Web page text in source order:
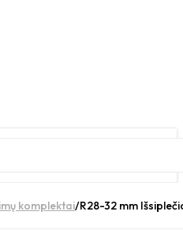
komplektai/R28-32 mm